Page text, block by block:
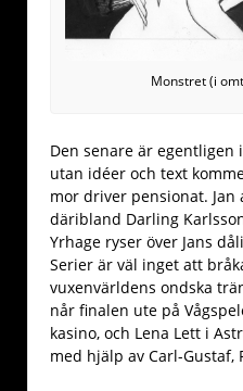
Monstret (i
Den senare är
utan idéer och text
mor driver pensionat. Jan
däribland Darling
Yrhage ryser över Jans
Serier är väl inget att
vuxenvärldens ondska
når finalen ute på
kasino, och Lena Lett i
med hjälp av Carl-Gustaf,